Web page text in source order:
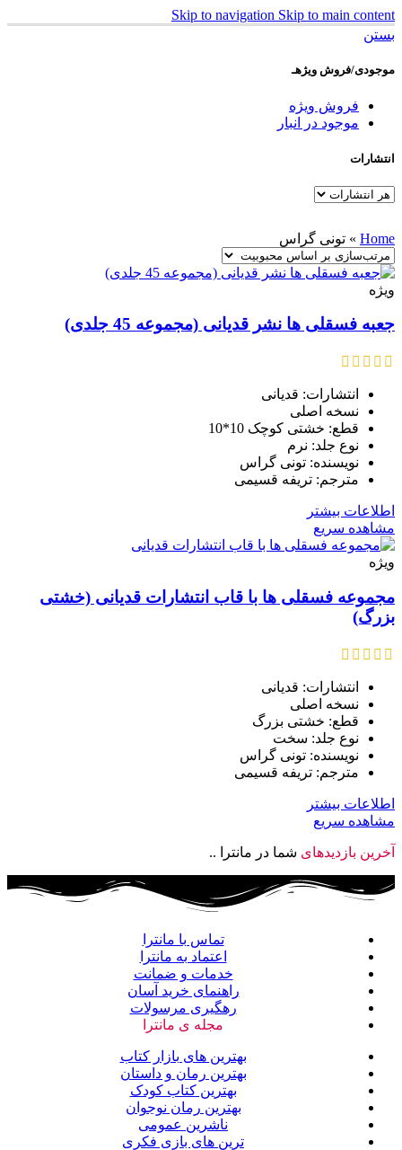
Skip to navigation Skip to main content
بستن
موجودی/فروش ویژهـ
فروش ویژه
موجود در انبار
انتشارات
Home
» تونی گراس
ویژه
جعبه فسقلی ها نشر قدیانی (مجموعه 45 جلدی)
انتشارات: قدیانی
نسخه اصلی
قطع: خشتی کوچک 10*10
نوع جلد: نرم
نویسنده: تونی گراس
مترجم: تریفه قسیمی
اطلاعات بیشتر
مشاهده سریع
ویژه
مجموعه فسقلی ها با قاب انتشارات قدیانی (خشتی
بزرگ)
انتشارات: قدیانی
نسخه اصلی
قطع: خشتی بزرگ
نوع جلد: سخت
نویسنده: تونی گراس
مترجم: تریفه قسیمی
اطلاعات بیشتر
مشاهده سریع
آخرین بازدیدهای شما در مانترا ..
تماس با مانترا
اعتماد به مانترا
خدمات و ضمانت
راهنمای خرید آسان
رهگیری مرسولات
مجله ی مانترا
بهترین های بازار کتاب
بهترین رمان و داستان
بهترین کتاب کودک
بهترین رمان نوجوان
ناشرین عمومی
ترین های بازی فکری